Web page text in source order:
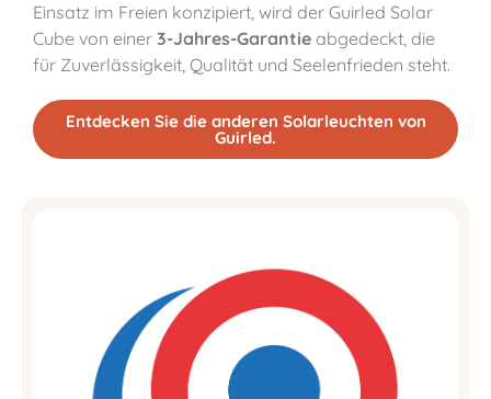
Einsatz im Freien konzipiert, wird der Guirled Solar
Cube von einer 3-Jahres-Garantie abgedeckt, die
für Zuverlässigkeit, Qualität und Seelenfrieden steht.
Entdecken Sie die anderen Solarleuchten von
Guirled.